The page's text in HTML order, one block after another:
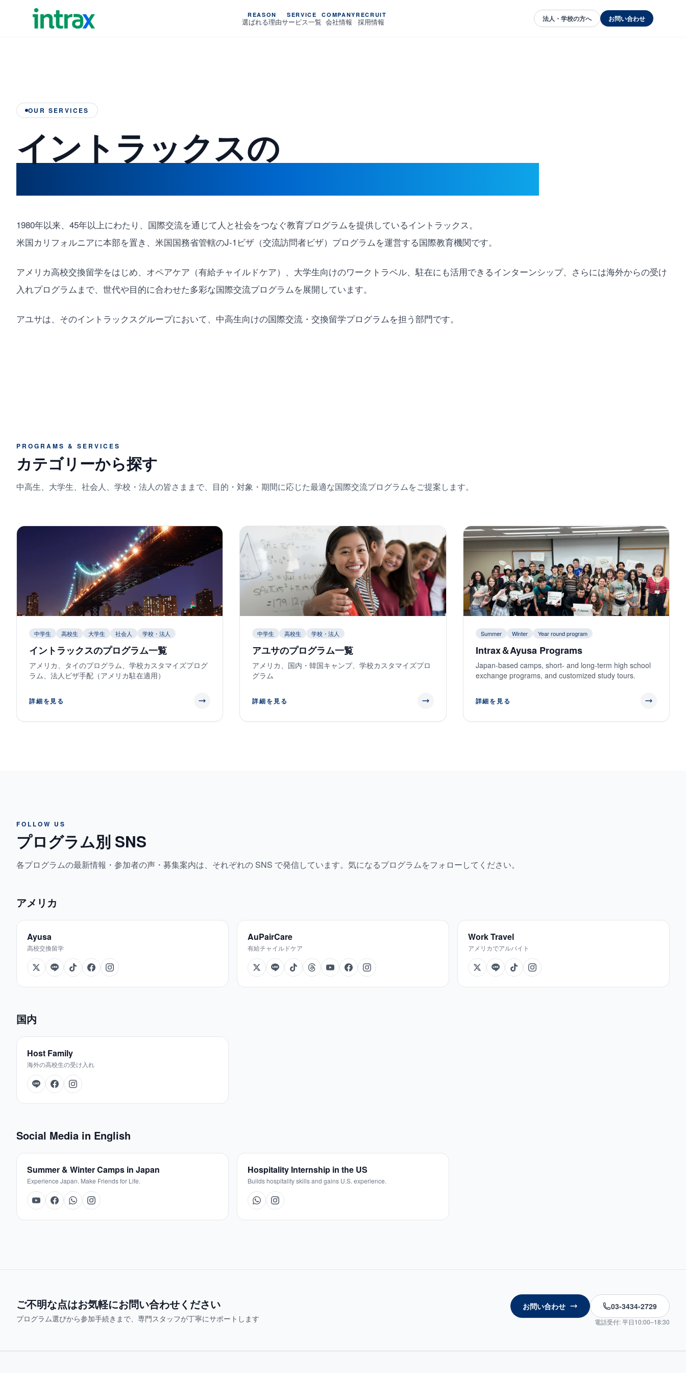
REASON
選ばれる理由
SERVICE
サービス一覧
COMPANY
会社情報
RECRUIT
採用情報 法人・学校の方へ お問い合わせ
OUR SERVICES
イントラックスの
すべてのサービス
1980年以来、45年以上にわたり、国際交流を通じて人と社会をつなぐ教育プログラムを提供しているイントラックス。
米国カリフォルニアに本部を置き、米国国務省管轄のJ-1ビザ（交流訪問者ビザ）プログラムを運営する国際教育機関です。
アメリカ高校交換留学をはじめ、オペアケア（有給チャイルドケア）、大学生向けのワークトラベル、駐在にも活用できるインターンシップ、さらには海外からの受け
入れプログラムまで、世代や目的に合わせた多彩な国際交流プログラムを展開しています。
アユサは、そのイントラックスグループにおいて、中高生向けの国際交流・交換留学プログラムを担う部門です。
PROGRAMS & SERVICES
カテゴリーから探す
中高生、大学生、社会人、学校・法人の皆さままで、目的・対象・期間に応じた最適な国際交流プログラムをご提案します。
中学生 高校生 大学生 社会人 学校・法人
イントラックスのプログラム一覧
アメリカ、タイのプログラム、学校カスタマイズプログ
ラム、法人ビザ手配（アメリカ駐在適用）
詳細を見る
中学生 高校生 学校・法人
アユサのプログラム一覧
アメリカ、国内・韓国キャンプ、学校カスタマイズプロ
グラム
詳細を見る
Summer Winter Year round program
Intrax＆Ayusa Programs
Japan-based camps, short- and long-term high school
exchange programs, and customized study tours.
詳細を見る
FOLLOW US
プログラム別 SNS
各プログラムの最新情報・参加者の声・募集案内は、それぞれの SNS で発信しています。気になるプログラムをフォローしてください。
アメリカ
Ayusa
高校交換留学
AuPairCare
有給チャイルドケア
Work Travel
アメリカでアルバイト
国内
Host Family
海外の高校生の受け入れ
Social Media in English
Summer & Winter Camps in Japan
Experience Japan. Make Friends for Life.
Hospitality Internship in the US
Builds hospitality skills and gains U.S. experience.
ご不明な点はお気軽にお問い合わせください
プログラム選びから参加手続きまで、専門スタッフが丁寧にサポートします
お問い合わせ 03-3434-2729
電話受付: 平日10:00–18:30